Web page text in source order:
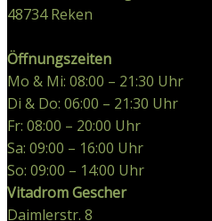
48734 Reken
Öffnungszeiten
Mo & Mi: 08:00 – 21:30 Uhr
Di & Do: 06:00 – 21:30 Uhr
Fr: 08:00 – 20:00 Uhr
Sa: 09:00 – 16:00 Uhr
So: 09:00 – 14:00 Uhr
Vitadrom Gescher
Daimlerstr. 8